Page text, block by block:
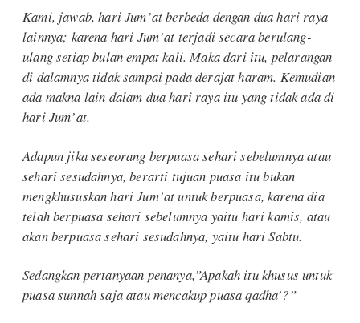
Kami, jawab, hari Jum’at berbeda dengan dua hari raya
lainnya; karena hari Jum’at terjadi secara berulang-
ulang setiap bulan empat kali. Maka dari itu, pelarangan
di dalamnya tidak sampai pada derajat haram. Kemudian
ada makna lain dalam dua hari raya itu yang tidak ada di
hari Jum’at.
Adapun jika seseorang berpuasa sehari sebelumnya atau
sehari sesudahnya, berarti tujuan puasa itu bukan
mengkhususkan hari Jum’at untuk berpuasa, karena dia
telah berpuasa sehari sebelumnya yaitu hari kamis, atau
akan berpuasa sehari sesudahnya, yaitu hari Sabtu.
Sedangkan pertanyaan penanya,”Apakah itu khusus untuk
puasa sunnah saja atau mencakup puasa qadha’?”